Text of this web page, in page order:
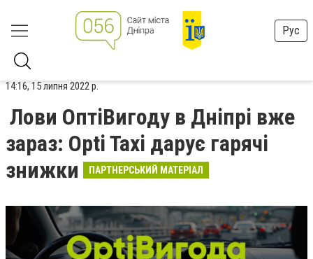
Рус
14:16, 15 липня 2022 р.
Лови ОптіВигоду в Дніпрі вже
зараз: Opti Taxi дарує гарячі
знижки
ПАРТНЕРСЬКИЙ МАТЕРІАЛ